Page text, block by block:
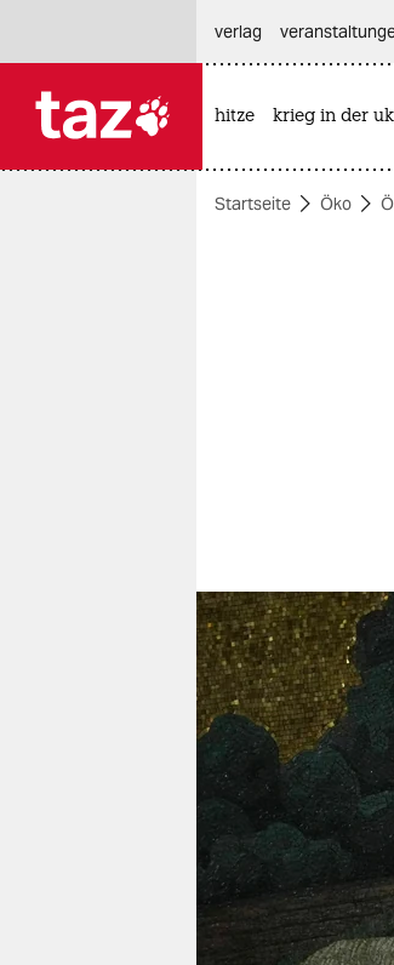
themen
nord
wahrheit
verlag
verlag
veranstaltungen
shop
fragen & hilfe
unterstützen
verlag
hitze krieg in der
Startseite Öko